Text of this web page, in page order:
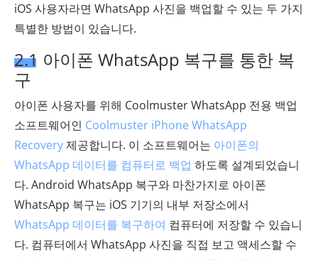
iOS 사용자라면 WhatsApp 사진을 백업할 수 있는 두 가지
특별한 방법이 있습니다.
2.1 아이폰 WhatsApp 복구를 통한 복
구
아이폰 사용자를 위해 Coolmuster WhatsApp 전용 백업
소프트웨어인 Coolmuster iPhone WhatsApp
Recovery제공합니다. 이 소프트웨어는 아이폰의
WhatsApp 데이터를 컴퓨터로 백업 하도록 설계되었습니
다. Android WhatsApp 복구와 마찬가지로 아이폰
WhatsApp 복구는 iOS 기기의 내부 저장소에서
WhatsApp 데이터를 복구하여 컴퓨터에 저장할 수 있습니
다. 컴퓨터에서 WhatsApp 사진을 직접 보고 액세스할 수